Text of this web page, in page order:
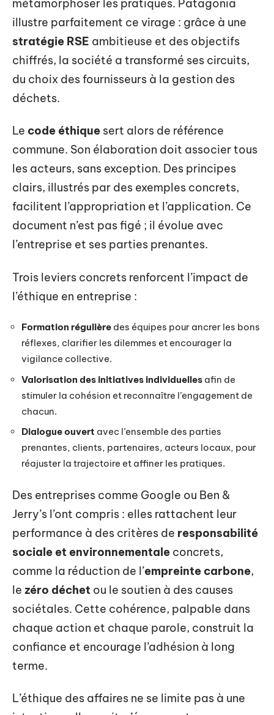
métamorphoser les pratiques. Patagonia
illustre parfaitement ce virage : grâce à une
stratégie RSE ambitieuse et des objectifs
chiffrés, la société a transformé ses circuits,
du choix des fournisseurs à la gestion des
déchets.
Le code éthique sert alors de référence
commune. Son élaboration doit associer tous
les acteurs, sans exception. Des principes
clairs, illustrés par des exemples concrets,
facilitent l’appropriation et l’application. Ce
document n’est pas figé ; il évolue avec
l’entreprise et ses parties prenantes.
Trois leviers concrets renforcent l’impact de
l’éthique en entreprise :
Formation régulière des équipes pour ancrer les bons
réflexes, clarifier les dilemmes et encourager la
vigilance collective.
Valorisation des initiatives individuelles afin de
stimuler la cohésion et reconnaître l’engagement de
chacun.
Dialogue ouvert avec l’ensemble des parties
prenantes, clients, partenaires, acteurs locaux, pour
réajuster la trajectoire et affiner les pratiques.
Des entreprises comme Google ou Ben &
Jerry’s l’ont compris : elles rattachent leur
performance à des critères de responsabilité
sociale et environnementale concrets,
comme la réduction de l’empreinte carbone,
le zéro déchet ou le soutien à des causes
sociétales. Cette cohérence, palpable dans
chaque action et chaque parole, construit la
confiance et encourage l’adhésion à long
terme.
L’éthique des affaires ne se limite pas à une